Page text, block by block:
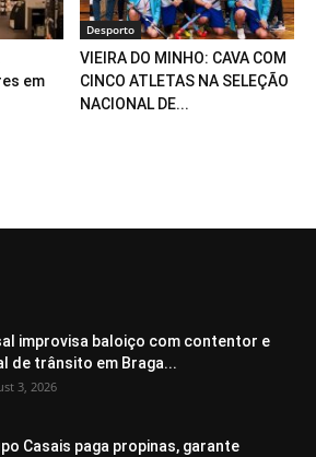
em
Desporto
VIEIRA DO MINHO: CAVA COM
CINCO ATLETAS NA SELEÇÃO
NACIONAL DE...
improvisa baloiço com contentor e
de trânsito em Braga...
3, 2026
Casais paga propinas, garante